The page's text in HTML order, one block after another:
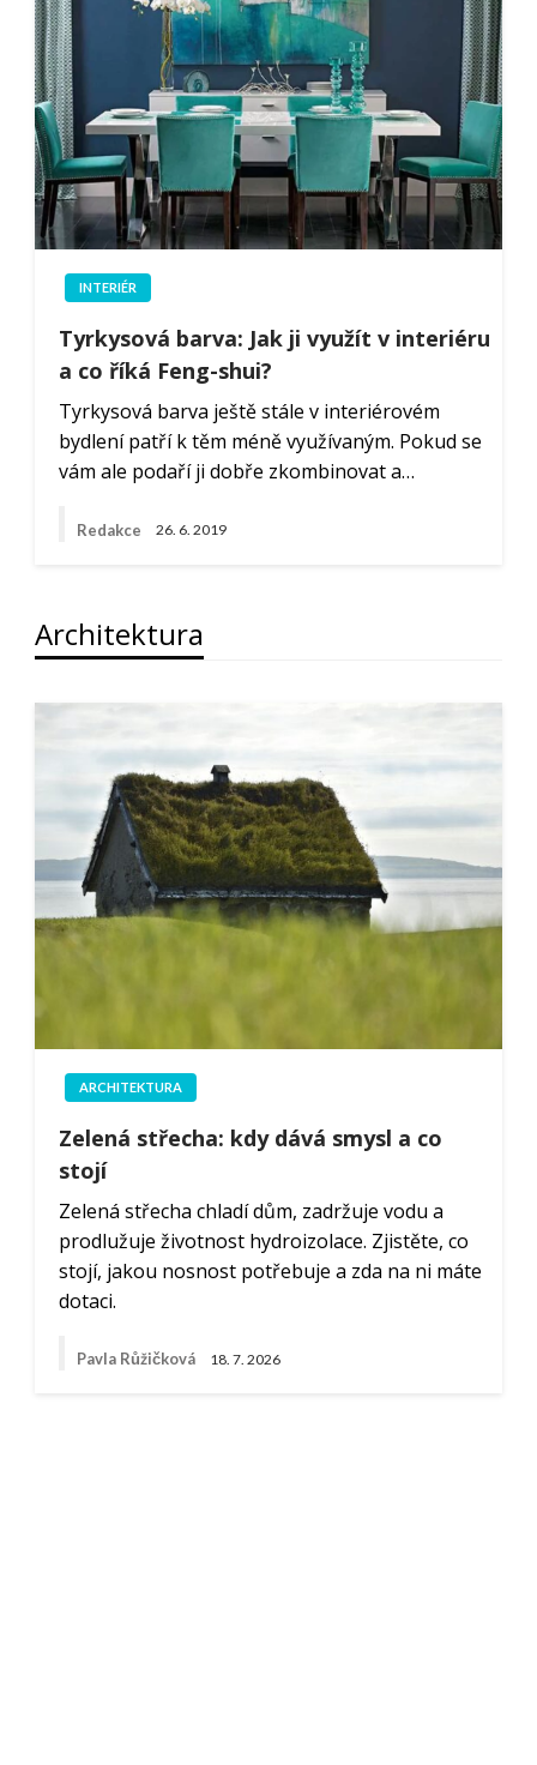
INTERIÉR
Tyrkysová barva: Jak ji využít v interiéru
a co říká Feng-shui?
Tyrkysová barva ještě stále v interiérovém
bydlení patří k těm méně využívaným. Pokud se
vám ale podaří ji dobře zkombinovat a…
Redakce 26. 6. 2019
Architektura
ARCHITEKTURA
Zelená střecha: kdy dává smysl a co
stojí
Zelená střecha chladí dům, zadržuje vodu a
prodlužuje životnost hydroizolace. Zjistěte, co
stojí, jakou nosnost potřebuje a zda na ni máte
dotaci.
Pavla Růžičková 18. 7. 2026